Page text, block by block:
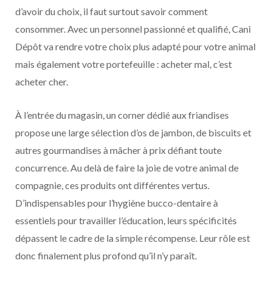
d’avoir du choix, il faut surtout savoir comment
consommer. Avec un personnel passionné et qualifié, Cani
Dépôt va rendre votre choix plus adapté pour votre animal
mais également votre portefeuille : acheter mal, c’est
acheter cher.
À l’entrée du magasin, un corner dédié aux friandises
propose une large sélection d’os de jambon, de biscuits et
autres gourmandises à mâcher à prix défiant toute
concurrence. Au delà de faire la joie de votre animal de
compagnie, ces produits ont différentes vertus.
D’indispensables pour l’hygiène bucco-dentaire à
essentiels pour travailler l’éducation, leurs spécificités
dépassent le cadre de la simple récompense. Leur rôle est
donc finalement plus profond qu’il n’y paraît.